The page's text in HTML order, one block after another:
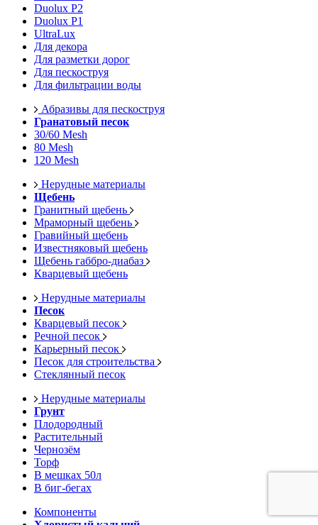
Duolux P2
Duolux P1
UltraLux
Для декора
Для разметки дорог
Для пескоструя
Для фильтрации воды
Абразивы для пескоструя
Гранатовый песок
30/60 Mesh
80 Mesh
120 Mesh
Нерудные материалы
Щебень
Гранитный щебень
Мраморный щебень
Гравийный щебень
Известняковый щебень
Щебень габбро-диабаз
Кварцевый щебень
Нерудные материалы
Песок
Кварцевый песок
Речной песок
Карьерный песок
Песок для строительства
Стеклянный песок
Нерудные материалы
Грунт
Плодородный
Растительный
Чернозём
Торф
В мешках 50л
В биг-бегах
Компоненты